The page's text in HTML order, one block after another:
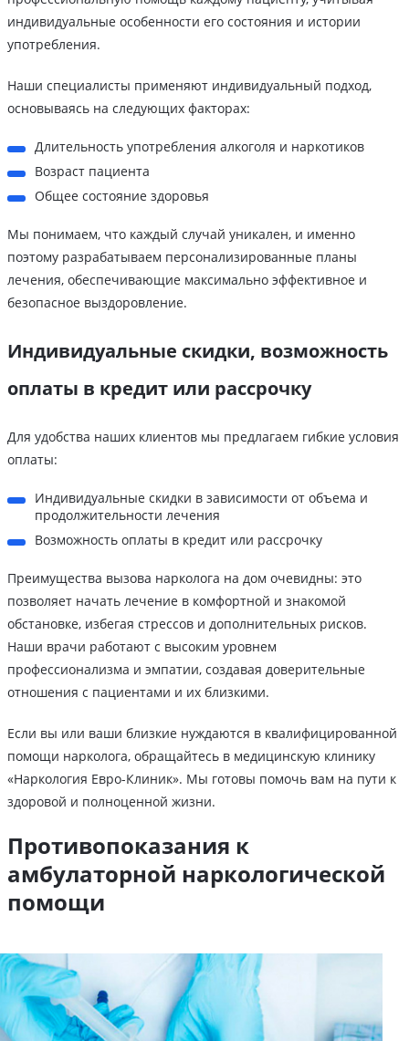
индивидуальные особенности его состояния и истории
употребления.
Наши специалисты применяют индивидуальный подход,
основываясь на следующих факторах:
Длительность употребления алкоголя и наркотиков
Возраст пациента
Общее состояние здоровья
Мы понимаем, что каждый случай уникален, и именно
поэтому разрабатываем персонализированные планы
лечения, обеспечивающие максимально эффективное и
безопасное выздоровление.
Индивидуальные скидки, возможность
оплаты в кредит или рассрочку
Для удобства наших клиентов мы предлагаем гибкие условия
оплаты:
Индивидуальные скидки в зависимости от объема и
продолжительности лечения
Возможность оплаты в кредит или рассрочку
Преимущества вызова нарколога на дом очевидны: это
позволяет начать лечение в комфортной и знакомой
обстановке, избегая стрессов и дополнительных рисков.
Наши врачи работают с высоким уровнем
профессионализма и эмпатии, создавая доверительные
отношения с пациентами и их близкими.
Если вы или ваши близкие нуждаются в квалифицированной
помощи нарколога, обращайтесь в медицинскую клинику
«Наркология Евро-Клиник». Мы готовы помочь вам на пути к
здоровой и полноценной жизни.
Противопоказания к
амбулаторной наркологической
помощи